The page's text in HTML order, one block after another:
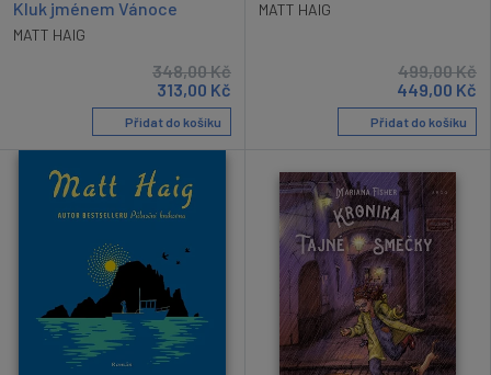
Kluk jménem Vánoce
MATT HAIG
348,00Kč
313,00 Kč
Přidat do košíku
MATT HAIG
499,00Kč
449,00 Kč
Přidat do košíku